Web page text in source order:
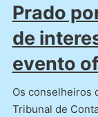
Prado
de
evento
Os conselheiros
Tribunal de